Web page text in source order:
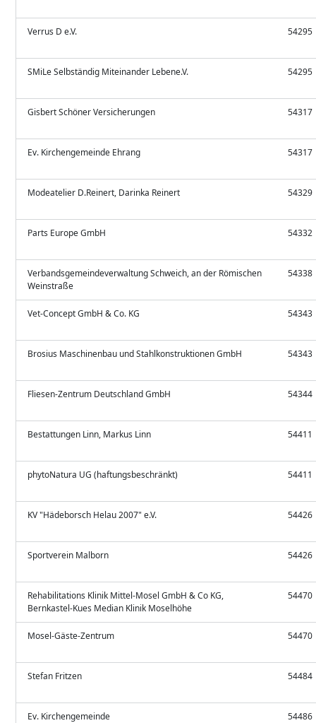
Verrus D e.V. 54295
SMiLe Selbständig Miteinander Lebene.V. 54295
Gisbert Schöner Versicherungen 54317
Ev. Kirchengemeinde Ehrang 54317
Modeatelier D.Reinert, Darinka Reinert 54329
Parts Europe GmbH 54332
Verbandsgemeindeverwaltung Schweich, an der Römischen
Weinstraße
54338
Vet-Concept GmbH & Co. KG 54343
Brosius Maschinenbau und Stahlkonstruktionen GmbH 54343
Fliesen-Zentrum Deutschland GmbH 54344
Bestattungen Linn, Markus Linn 54411
phytoNatura UG (haftungsbeschränkt) 54411
KV "Hädeborsch Helau 2007" e.V. 54426
Sportverein Malborn 54426
Rehabilitations Klinik Mittel-Mosel GmbH & Co KG,
Bernkastel-Kues Median Klinik Moselhöhe
54470
Mosel-Gäste-Zentrum 54470
Stefan Fritzen 54484
Ev. Kirchengemeinde 54486